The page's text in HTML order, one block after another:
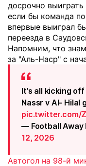
досрочно
если бы команда
впервые выиграл
переезда в
Напомним, что
за "Аль-Наср" с
It’s all kicking
Nassr v Al- Hilal
pic.twitter.com/
— Football Away
12, 2026
Автогол на 98-й